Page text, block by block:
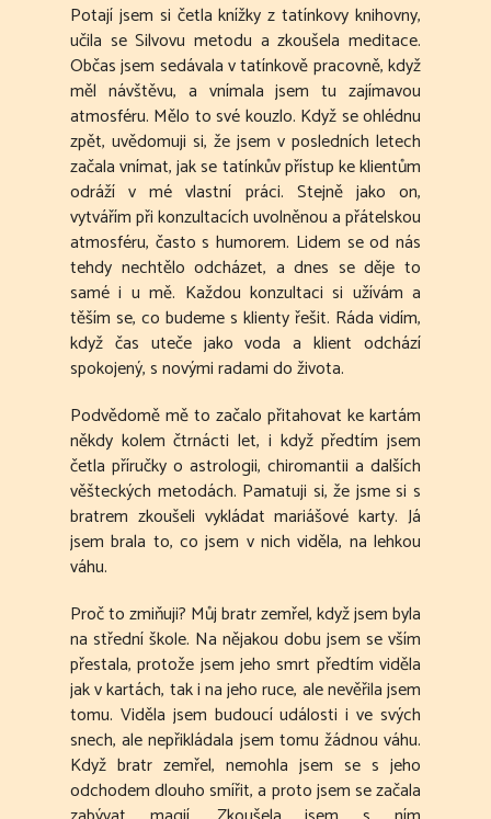
Potají jsem si četla knížky z tatínkovy knihovny,
učila se Silvovu metodu a zkoušela meditace.
Občas jsem sedávala v tatínkově pracovně, když
měl návštěvu, a vnímala jsem tu zajímavou
atmosféru. Mělo to své kouzlo. Když se ohlédnu
zpět, uvědomuji si, že jsem v posledních letech
začala vnímat, jak se tatínkův přístup ke klientům
odráží v mé vlastní práci. Stejně jako on,
vytvářím při konzultacích uvolněnou a přátelskou
atmosféru, často s humorem. Lidem se od nás
tehdy nechtělo odcházet, a dnes se děje to
samé i u mě. Každou konzultaci si užívám a
těším se, co budeme s klienty řešit. Ráda vidím,
když čas uteče jako voda a klient odchází
spokojený, s novými radami do života.
Podvědomě mě to začalo přitahovat ke kartám
někdy kolem čtrnácti let, i když předtím jsem
četla příručky o astrologii, chiromantii a dalších
věšteckých metodách. Pamatuji si, že jsme si s
bratrem zkoušeli vykládat mariášové karty. Já
jsem brala to, co jsem v nich viděla, na lehkou
váhu.
Proč to zmiňuji? Můj bratr zemřel, když jsem byla
na střední škole. Na nějakou dobu jsem se vším
přestala, protože jsem jeho smrt předtím viděla
jak v kartách, tak i na jeho ruce, ale nevěřila jsem
tomu. Viděla jsem budoucí události i ve svých
snech, ale nepřikládala jsem tomu žádnou váhu.
Když bratr zemřel, nemohla jsem se s jeho
odchodem dlouho smířit, a proto jsem se začala